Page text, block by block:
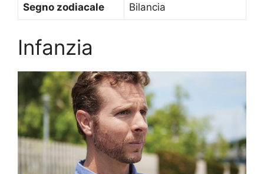
Segno zodiacale Bilancia
Infanzia